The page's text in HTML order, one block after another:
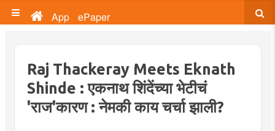
App ePaper
Raj Thackeray Meets Eknath
Shinde : एकनाथ शिंदेंच्या भेटीचं
'राज'कारण : नेमकी काय चर्चा झाली?